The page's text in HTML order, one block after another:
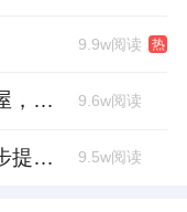
9.9w阅读 热
北京：父母赠与成年子女房屋，不再核验子女的购房资格 9.6w阅读
北京：公积金贷款额度进一步提高、最高可贷340万元 9.5w阅读